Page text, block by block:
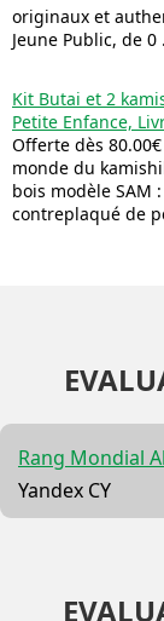
originaux et
Jeune Public, de 0
Kit Butai et 2
Petite Enfance,
Offerte dès
monde du
bois modèle SAM
contreplaqué de
Rang Mondial
Yandex CY